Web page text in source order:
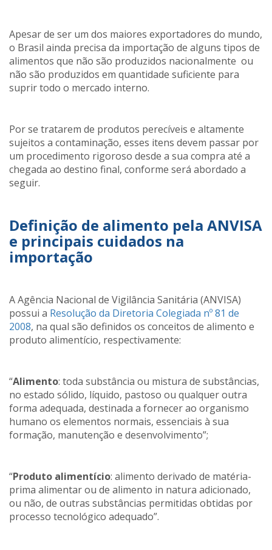
Apesar de ser um dos maiores exportadores do mundo,
o Brasil ainda precisa da importação de alguns tipos de
alimentos que não são produzidos nacionalmente ou
não são produzidos em quantidade suficiente para
suprir todo o mercado interno.
Por se tratarem de produtos perecíveis e altamente
sujeitos a contaminação, esses itens devem passar por
um procedimento rigoroso desde a sua compra até a
chegada ao destino final, conforme será abordado a
seguir.
Definição de alimento pela ANVISA
e principais cuidados na
importação
A Agência Nacional de Vigilância Sanitária (ANVISA)
possui a Resolução da Diretoria Colegiada nº 81 de
2008, na qual são definidos os conceitos de alimento e
produto alimentício, respectivamente:
“Alimento: toda substância ou mistura de substâncias,
no estado sólido, líquido, pastoso ou qualquer outra
forma adequada, destinada a fornecer ao organismo
humano os elementos normais, essenciais à sua
formação, manutenção e desenvolvimento”;
“Produto alimentício: alimento derivado de matéria-
prima alimentar ou de alimento in natura adicionado,
ou não, de outras substâncias permitidas obtidas por
processo tecnológico adequado”.